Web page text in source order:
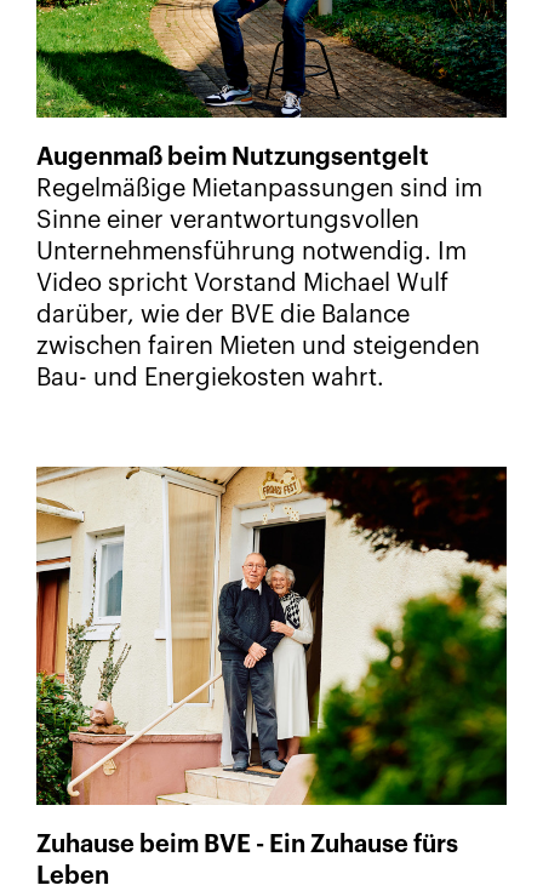
Augenmaß beim Nutzungsentgelt
Regelmäßige Mietanpassungen sind im
Sinne einer verantwortungsvollen
Unternehmensführung notwendig. Im
Video spricht Vorstand Michael Wulf
darüber, wie der BVE die Balance
zwischen fairen Mieten und steigenden
Bau- und Energiekosten wahrt.
Zuhause beim BVE - Ein Zuhause fürs
Leben